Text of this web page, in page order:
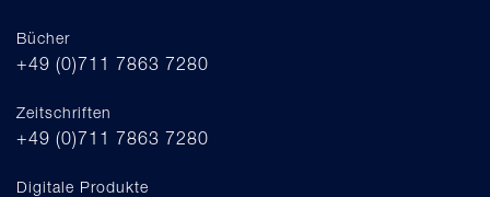
Bücher
+49 (0)711 7863 7280
Zeitschriften
+49 (0)711 7863 7280
Digitale Produkte